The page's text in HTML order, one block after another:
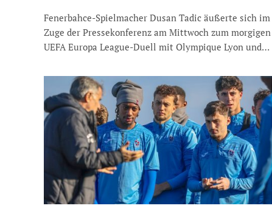
Fenerbahce-Spielmacher Dusan Tadic äußerte sich im
Zuge der Pressekonferenz am Mittwoch zum morgigen
UEFA Europa League-Duell mit Olympique Lyon und…